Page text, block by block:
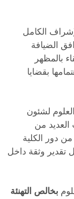
سيادتها منذ عام 2023 بالإشراف الكامل
الضيافة
بالمظهر
بقضايا
لشئون
العديد من
دور الكلية
تقدير وثقة داخل
بخالص التهنئة